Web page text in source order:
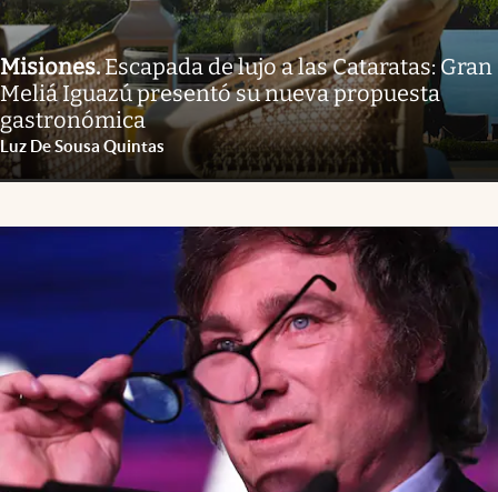
Misiones.Escapada de lujo a las Cataratas: Gran
Meliá Iguazú presentó su nueva propuesta
gastronómica
Luz De Sousa Quintas